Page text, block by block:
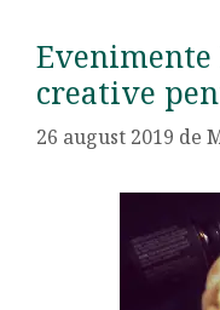
creative
26 august 2019 de